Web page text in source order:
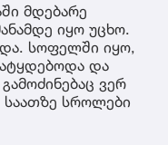
მდებარე
იყო უცხო.
სოფელში იყო,
და
ვერ
საათზე სროლები